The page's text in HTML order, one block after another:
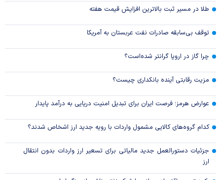
طلا در مسیر ثبت بالاترین افزایش قیمت هفته
توقف بی‌سابقه صادرات نفت عربستان به آمریکا
چرا گاز در اروپا گرانتر شده‌است؟
مزیت رقابتی آینده بانکداری چیست؟
عوارض هرمز؛ فرصت ایران برای تبدیل امنیت دریایی به درآمد پایدار
کدام گروه‌های کالایی مشمول واردات با رویه جدید ارز اشخاص شدند؟
جزئیات دستورالعمل جدید مالیاتی برای تسعیر ارز واردات بدون انتقال
ارز